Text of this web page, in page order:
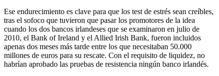
Ese endurecimiento es clave para que los test de estrés sean creíbles,
tras el sofoco que tuvieron que pasar los promotores de la idea
cuando los dos bancos irlandeses que se examinaron en julio de
2010, el Bank of Ireland y el Allied Irish Bank, fueron incluidos
apenas dos meses más tarde entre los que necesitaban 50.000
millones de euros para su rescate. Con el requisito de liquidez, no
habrían aprobado las pruebas de resistencia ningún banco irlandés.